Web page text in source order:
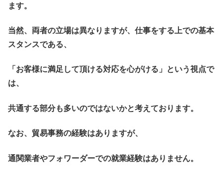
ます。
当然、両者の立場は異なりますが、仕事をする上での基本
スタンスである、
「お客様に満足して頂ける対応を心がける」という視点で
は、
共通する部分も多いのではないかと考えております。
なお、貿易事務の経験はありますが、
通関業者やフォワーダーでの就業経験はありません。